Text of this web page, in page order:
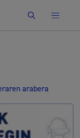
Bilatu
arabera